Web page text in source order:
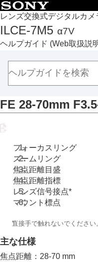
レンズ交換式デジタルカメ
ILCE-7M5 α7V
ヘルプガイド (Web取扱説
トップページ
ヘルプガイドの使いかた
必ずお読みください
本体と付属品を確認する
本体前面
本体側面
本体底面
画面上の
タッチ機
FE 28-
準備/基本的な撮影
MENU一覧から機能を探
撮影機能を活用する
FE 28-70mm
フォーカスリング
ズームリング
焦点距離目盛
焦点距離指標
レンズ信号接点*
マウント標点
*直接手で触れないでください
主な仕様
焦点距離：28-70 mm